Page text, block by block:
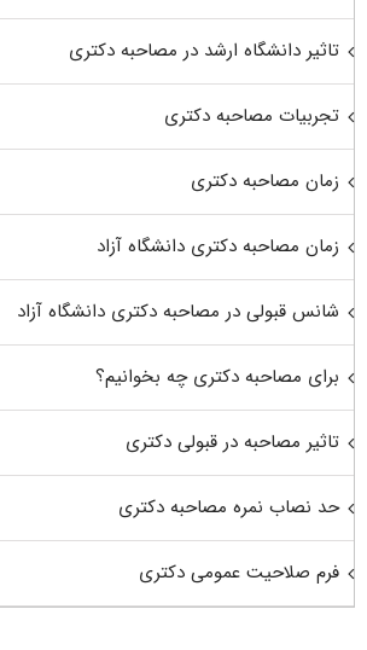
تاثیر دانشگاه ارشد در مصاحبه دکتری
تجربیات مصاحبه دکتری
زمان مصاحبه دکتری
زمان مصاحبه دکتری دانشگاه آزاد
شانس قبولی در مصاحبه دکتری دانشگاه آزاد
برای مصاحبه دکتری چه بخوانیم؟
تاثیر مصاحبه در قبولی دکتری
حد نصاب نمره مصاحبه دکتری
فرم صلاحیت عمومی دکتری